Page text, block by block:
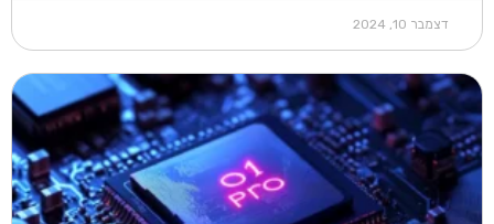
דצמבר 10, 2024